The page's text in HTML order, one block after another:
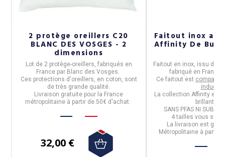
2 protège oreillers C20
BLANC DES VOSGES - 2
dimensions
Lot de 2 protège-oreillers, fabriqués en
France par Blanc des Vosges.
Ces protections d'oreillers, en coton, sont
de très grande qualité.
Livraison gratuite pour la France
métropolitaine à partir de 50€ d'achat.
32,00 €
Faitout inox
Affinity De
Faitout en inox, issu de
fabriqué en France
Ce faitout est
La collectionAffinity est
brillant
SANS PFAS NI
4 tailles vous sont
La livraison est
Métropolitaine à partir